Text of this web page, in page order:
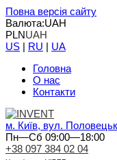
Повна версія сайту
Валюта:UAH
PLNUAH
US | RU | UA
Головна
О нас
Контакти
м. Київ, вул.
Пн—Сб 09:00—18:00
+38 097 384 02 04